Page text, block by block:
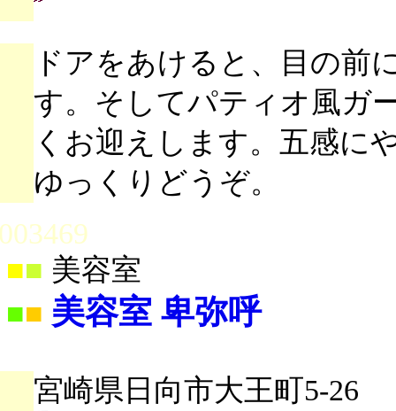
ドアをあけると、目の前
す。そしてパティオ風ガ
くお迎えします。五感に
ゆっくりどうぞ。
■ 美容室
■■ 美容室 卑弥呼
宮崎県日向市大王町5-26